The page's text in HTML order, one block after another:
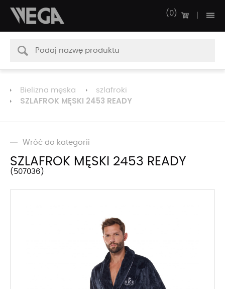
0
Bielizna męska szlafroki
SZLAFROK MĘSKI 2453 READY
Wróć do kategorii
SZLAFROK MĘSKI 2453 READY
507036